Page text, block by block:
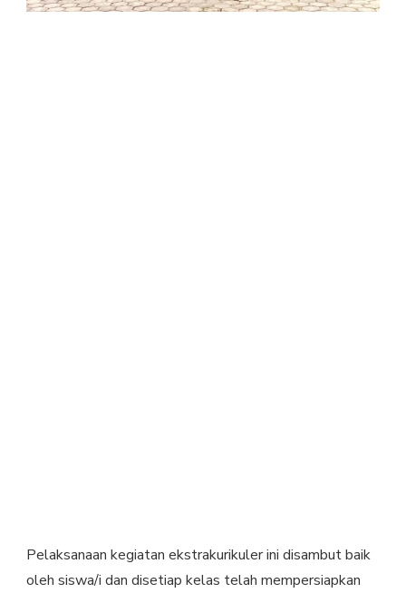
Pelaksanaan kegiatan ekstrakurikuler ini disambut baik
oleh siswa/i dan disetiap kelas telah mempersiapkan